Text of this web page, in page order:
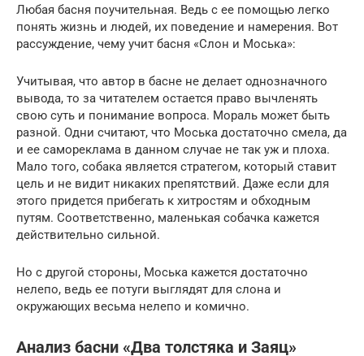
Любая басня поучительная. Ведь с ее помощью легко
понять жизнь и людей, их поведение и намерения. Вот
рассуждение, чему учит басня «Слон и Моська»:
Учитывая, что автор в басне не делает однозначного
вывода, то за читателем остается право вычленять
свою суть и понимание вопроса. Мораль может быть
разной. Одни считают, что Моська достаточно смела, да
и ее самореклама в данном случае не так уж и плоха.
Мало того, собака является стратегом, который ставит
цель и не видит никаких препятствий. Даже если для
этого придется прибегать к хитростям и обходным
путям. Соответственно, маленькая собачка кажется
действительно сильной.
Но с другой стороны, Моська кажется достаточно
нелепо, ведь ее потуги выглядят для слона и
окружающих весьма нелепо и комично.
Анализ басни «Два толстяка и Заяц»